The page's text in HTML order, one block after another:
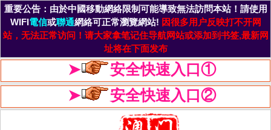
重要公告：由於中國移動網絡限制可能導致無法訪問本站！請使用
WIFI電信或聯通網絡可正常瀏覽網站! 因很多用户反映打不开网
站，无法正常访问！请大家拿笔记住导航网站或添加到书签,最新网
址将在下面发布
➤
安全快速入口①
➤
安全快速入口②